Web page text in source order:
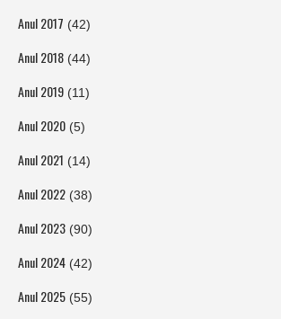
Anul 2017 (42)
Anul 2018 (44)
Anul 2019 (11)
Anul 2020 (5)
Anul 2021 (14)
Anul 2022 (38)
Anul 2023 (90)
Anul 2024 (42)
Anul 2025 (55)